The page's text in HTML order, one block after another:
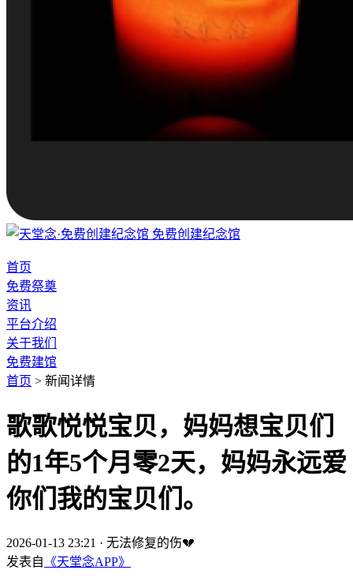
免费创建纪念馆
首页
免费祭奠
资讯
平台介绍
关于我们
免费建馆
首页 > 新闻详情
歌歌悦悦宝贝，妈妈想宝贝们
的1年5个月零2天，妈妈永远爱
你们我的宝贝们。
2026-01-13 23:21 · 无法修复的伤💔
发表自 《天堂念APP》